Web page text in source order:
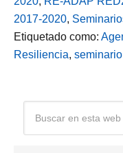
2017-2020,
Etiquetado como:
Resiliencia, seminario
Barra
lateral